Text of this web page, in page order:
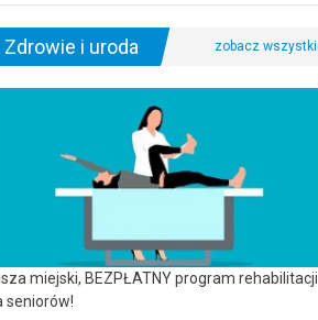
Zdrowie i uroda
miejski, BEZPŁATNY program rehabilitacji
seniorów!